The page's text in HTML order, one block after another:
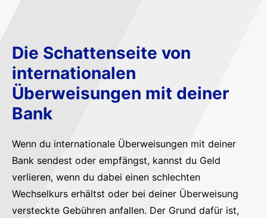
Die Schattenseite von
internationalen
Überweisungen mit deiner
Bank
Wenn du internationale Überweisungen mit deiner
Bank sendest oder empfängst, kannst du Geld
verlieren, wenn du dabei einen schlechten
Wechselkurs erhältst oder bei deiner Überweisung
versteckte Gebühren anfallen. Der Grund dafür ist,